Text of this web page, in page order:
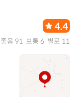
4.4
좋음 91 보통 6 별로 11